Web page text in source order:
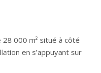
000 m² situé à côté
en s’appuyant sur